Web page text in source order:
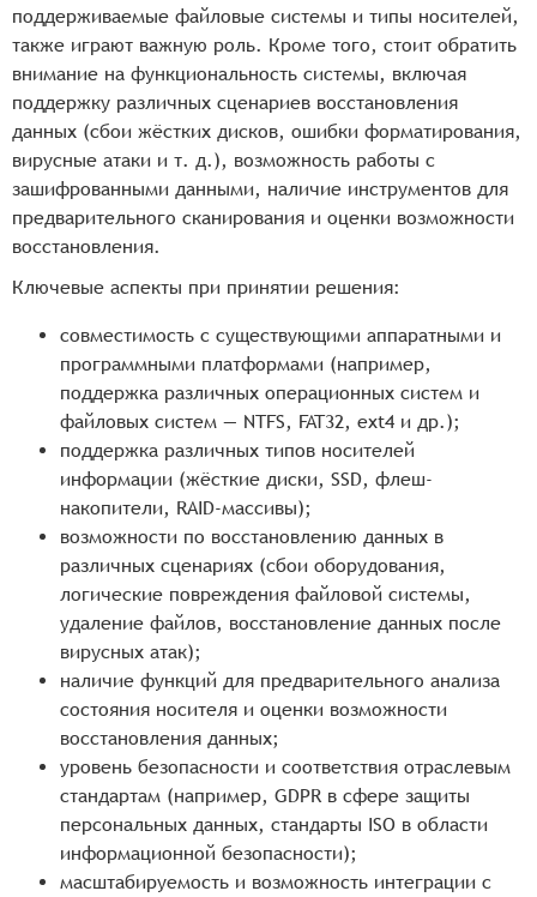
поддерживаемые файловые системы и типы носителей,
также играют важную роль. Кроме того, стоит обратить
внимание на функциональность системы, включая
поддержку различных сценариев восстановления
данных (сбои жёстких дисков, ошибки форматирования,
вирусные атаки и т. д.), возможность работы с
зашифрованными данными, наличие инструментов для
предварительного сканирования и оценки возможности
восстановления.
Ключевые аспекты при принятии решения:
совместимость с существующими аппаратными и
программными платформами (например,
поддержка различных операционных систем и
файловых систем — NTFS, FAT32, ext4 и др.);
поддержка различных типов носителей
информации (жёсткие диски, SSD, флеш-
накопители, RAID-массивы);
возможности по восстановлению данных в
различных сценариях (сбои оборудования,
логические повреждения файловой системы,
удаление файлов, восстановление данных после
вирусных атак);
наличие функций для предварительного анализа
состояния носителя и оценки возможности
восстановления данных;
уровень безопасности и соответствия отраслевым
стандартам (например, GDPR в сфере защиты
персональных данных, стандарты ISO в области
информационной безопасности);
масштабируемость и возможность интеграции с